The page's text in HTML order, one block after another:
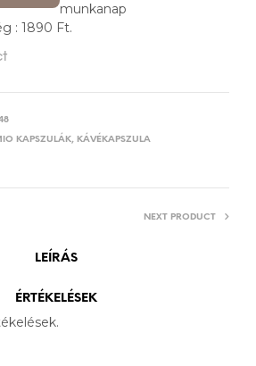
munkanap
: 1890 Ft.
KAPSZULÁK, KÁVÉKAPSZULA
NEXT PRODUCT
LEÍRÁS
ÉRTÉKELÉSEK